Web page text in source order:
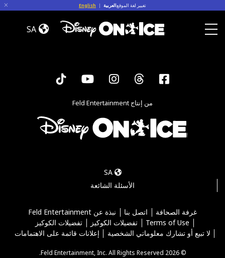
تغيير لغة الموقعالعربية |
English
Let’s
Dance
SA
Facebook
Threads
Instagram
YouTube
Tiktok
من إنتاج Feld Entertainment
SA
الأسئلة الشائعة
غرفة الصحافة اتصل بنا
نبذة عن Feld Entertainment
Terms of Use
تفضيلات الكوكيز
تفضيلات الكوكيز
لا تبيع أو تشارك معلوماتي الشخصية
إعلانات قائمة على الاهتمامات
© 2026 Feld Entertainment, Inc. All Rights Reserved.